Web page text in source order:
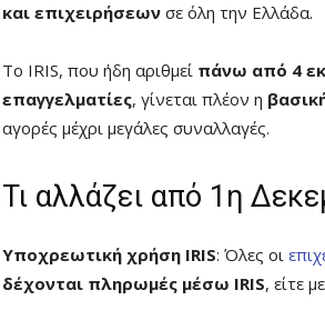
και επιχειρήσεων σε όλη την Ελλάδα.
Το IRIS, που ήδη αριθμεί πάνω από 4
επαγγελματίες, γίνεται πλέον η
αγορές μέχρι μεγάλες συναλλαγές.
Τι αλλάζει από 1η
Υποχρεωτική χρήση IRIS: Όλες οι
δέχονται πληρωμές μέσω IRIS, είτε